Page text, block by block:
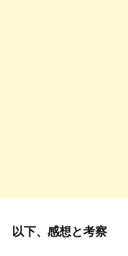
以下、感想と考察